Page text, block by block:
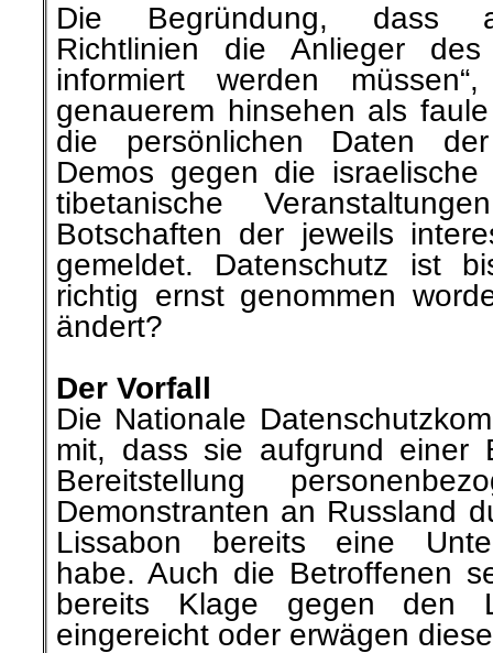
Die Begründung, dass
Richtlinien die Anlieger des
informiert werden
genauerem hinsehen als
die persönlichen Daten
Demos gegen die
tibetanische
Botschaften der jeweils
gemeldet. Datenschutz ist
richtig ernst genommen
ändert?
Der Vorfall
Die Nationale
mit, dass sie aufgrund einer
Bereitstellung
Demonstranten an Russland
Lissabon bereits eine
habe. Auch die Betroffenen
bereits Klage gegen den
eingereicht oder erwägen